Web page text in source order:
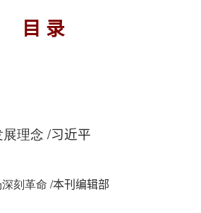
目 录
理念 /习近平
刻革命 /本刊编辑部